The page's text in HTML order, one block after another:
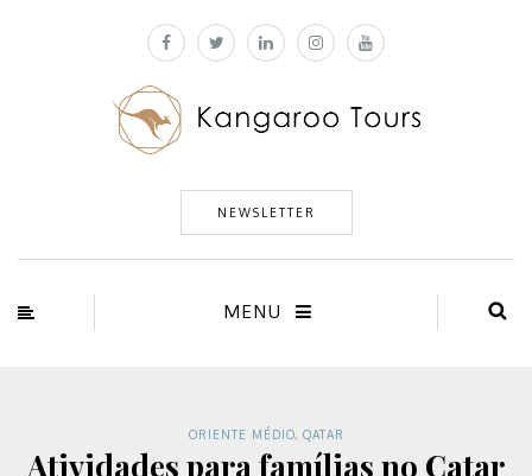
NEWSLETTER
MENU
ORIENTE MÉDIO, QATAR
Atividades para famílias no Catar